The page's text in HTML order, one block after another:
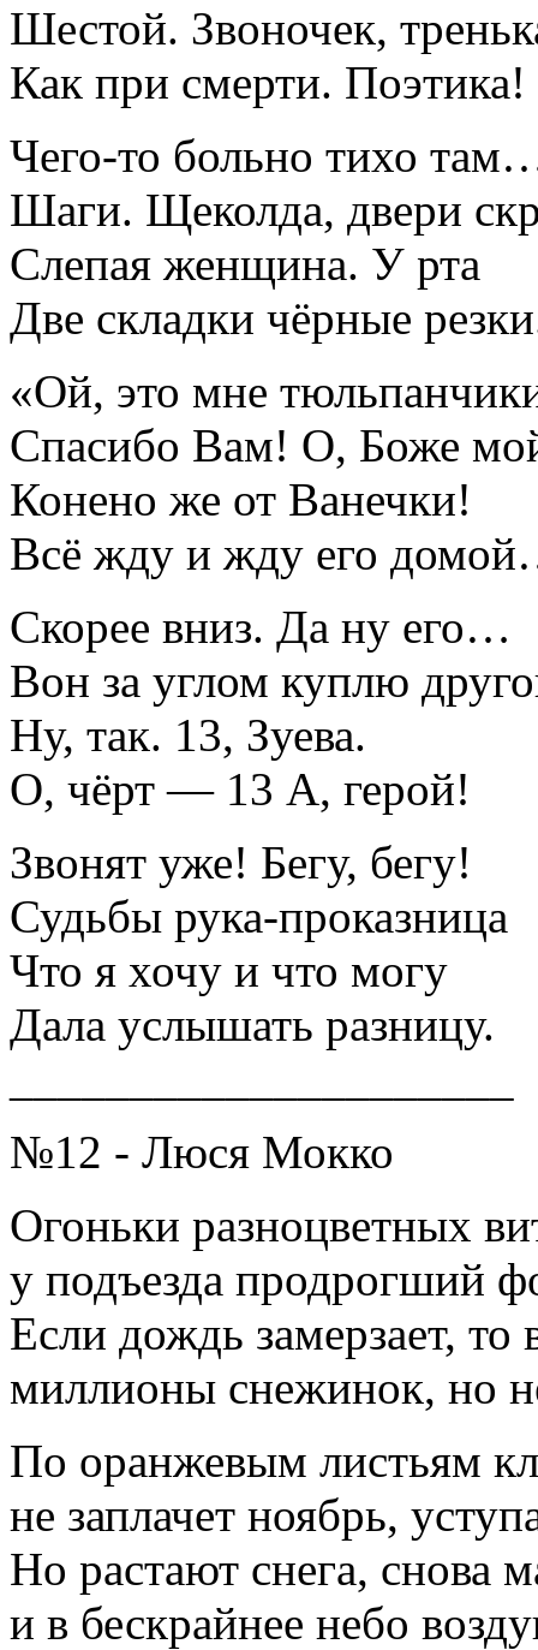
Шестой. Звоночек,
Как при смерти. Поэтика!
Чего-то больно тихо
Шаги. Щеколда, двери
Слепая женщина. У рта
Две складки чёрные
«Ой, это мне
Спасибо Вам! О, Боже
Конено же от Ванечки!
Всё жду и жду его
Скорее вниз. Да ну его…
Вон за углом куплю
Ну, так. 13, Зуева.
О, чёрт — 13 А, герой!
Звонят уже! Бегу, бегу!
Судьбы рука-проказница
Что я хочу и что могу
Дала услышать разницу.
№12 - Люся Мокко
Огоньки разноцветных
у подъезда продрогший
Если дождь замерзает, то
миллионы снежинок, но
По оранжевым листьям
не заплачет ноябрь,
Но растают снега, снова
и в бескрайнее небо